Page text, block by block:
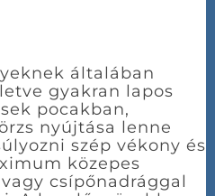
általában
gyakran lapos
pocakban,
nyújtása lenne
szép vékony és
közepes
csípőnadrággal